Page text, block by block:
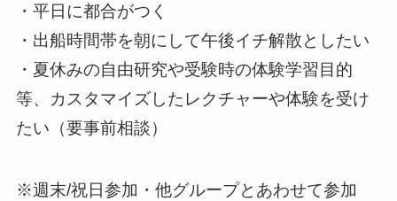
・平日に都合がつく
・出船時間帯を朝にして午後イチ解散としたい
・夏休みの自由研究や受験時の体験学習目的
等、カスタマイズしたレクチャーや体験を受け
たい（要事前相談）
※週末/祝日参加・他グループとあわせて参加